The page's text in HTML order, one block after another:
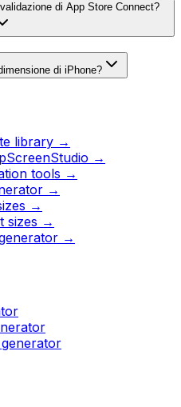
di App Store Connect?
di iPhone?
library →
→
tools →
→
→
sizes →
→